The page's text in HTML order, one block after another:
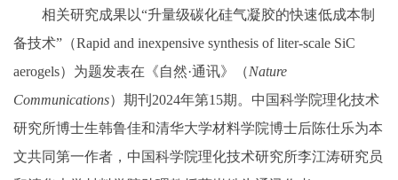
相关研究成果以“升量级碳化硅气凝胶的快速低成本制
备技术”（Rapid and inexpensive synthesis of liter-scale SiC
aerogels）为题发表在《自然·通讯》（Nature
Communications）期刊2024年第15期。中国科学院理化技术
研究所博士生韩鲁佳和清华大学材料学院博士后陈仕乐为本
文共同第一作者，中国科学院理化技术研究所李江涛研究员